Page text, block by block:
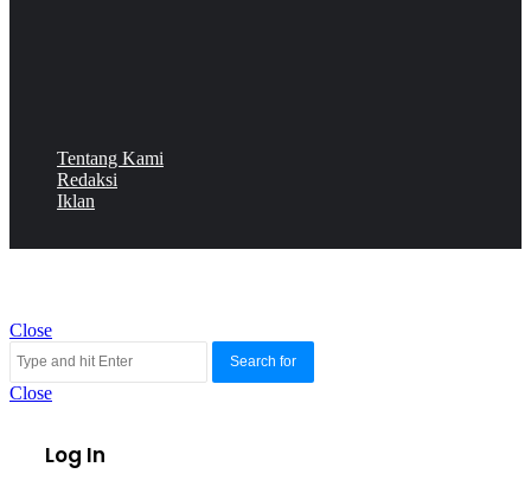
Tentang Kami
Redaksi
Iklan
Close
Search for
Close
Log In